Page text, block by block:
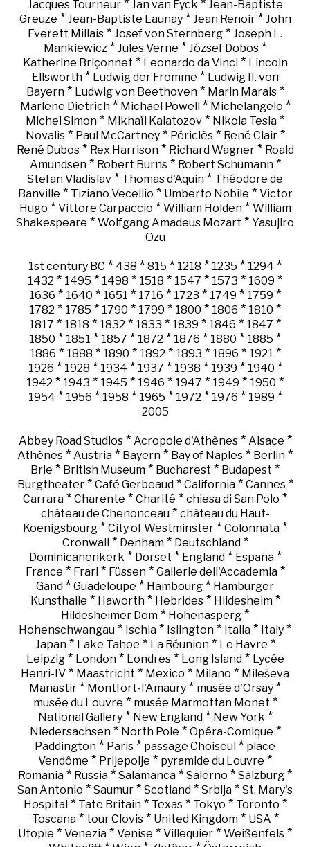
Jacques Tourneur* Jan van Eyck * Jean-Baptiste
Greuze * Jean-Baptiste Launay* Jean Renoir* John
Everett Millais * Josef von Sternberg * Joseph L.
Mankiewicz * Jules Verne * József Dobos *
Katherine Briçonnet * Leonardo da Vinci* Lincoln
Ellsworth* Ludwig der Fromme * Ludwig II. von
Bayern* Ludwig von Beethoven* Marin Marais*
Marlene Dietrich* Michael Powell * Michelangelo *
Michel Simon * Mikhaïl Kalatozov * Nikola Tesla *
Novalis* Paul McCartney* Périclès* René Clair*
René Dubos* Rex Harrison* Richard Wagner* Roald
Amundsen* Robert Burns* Robert Schumann*
Stefan Vladislav * Thomas d'Aquin * Théodore de
Banville * Tiziano Vecellio * Umberto Nobile * Victor
Hugo * Vittore Carpaccio * William Holden* William
Shakespeare * Wolfgang Amadeus Mozart * Yasujiro
Ozu
1st century BC * 438 * 815 * 1218 * 1235 * 1294 *
1432 * 1495 * 1498 * 1518 * 1547 * 1573 * 1609 *
1636 * 1640 * 1651 * 1716 * 1723 * 1749 * 1759 *
1782 * 1785 * 1790 * 1799 * 1800 * 1806 * 1810 *
1817 * 1818 * 1832 * 1833 * 1839 * 1846 * 1847 *
1850 * 1851 * 1857 * 1872 * 1876 * 1880 * 1885 *
1886 * 1888 * 1890 * 1892 * 1893 * 1896 * 1921 *
1926 * 1928 * 1934 * 1937 * 1938 * 1939 * 1940 *
1942 * 1943 * 1945 * 1946 * 1947 * 1949 * 1950 *
1954 * 1956 * 1958 * 1965 * 1972 * 1976 * 1989 *
2005
Abbey Road Studios* Acropole d'Athènes* Alsace *
Athènes * Austria * Bayern * Bay of Naples * Berlin *
Brie * British Museum * Bucharest * Budapest *
Burgtheater* Café Gerbeaud* California* Cannes*
Carrara * Charente * Charité * chiesa di San Polo *
château de Chenonceau* château du Haut-
Koenigsbourg * City of Westminster * Colonnata *
Cronwall * Denham* Deutschland*
Dominicanenkerk * Dorset * England* España*
France * Frari* Füssen* Gallerie dell'Accademia*
Gand * Guadeloupe * Hambourg * Hamburger
Kunsthalle * Haworth* Hebrides* Hildesheim*
Hildesheimer Dom * Hohenasperg *
Hohenschwangau * Ischia * Islington * Italia * Italy *
Japan* Lake Tahoe * La Réunion* Le Havre *
Leipzig* London* Londres* Long Island* Lycée
Henri-IV * Maastricht * Mexico * Milano * Mileševa
Manastir * Montfort-l'Amaury * musée d'Orsay *
musée du Louvre * musée Marmottan Monet *
National Gallery* New England* New York *
Niedersachsen* North Pole * Opéra-Comique *
Paddington * Paris * passage Choiseul * place
Vendôme * Prijepolje * pyramide du Louvre *
Romania * Russia * Salamanca * Salerno * Salzburg *
San Antonio * Saumur * Scotland * Srbija * St. Mary's
Hospital* Tate Britain* Texas* Tokyo * Toronto *
Toscana* tour Clovis* United Kingdom* USA *
Utopie * Venezia * Venise * Villequier * Weißenfels *